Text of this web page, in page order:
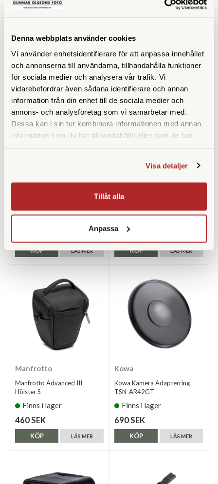
Denna webbplats använder cookies
Vi använder enhetsidentifierare för att anpassa innehållet
och annonserna till användarna, tillhandahålla funktioner
för sociala medier och analysera vår trafik. Vi
vidarebefordrar även sådana identifierare och annan
information från din enhet till de sociala medier och
annons- och analysföretag som vi samarbetar med.
Dessa kan i sin tur kombinera informationen med annan
information som du har tillhandahållit eller som de har
Visa detaljer
Tillåt alla
Anpassa
ANDRA KÖPTE ÄVEN
Manfrotto
LÄS MER
KÖP
Manfrotto
Manfrotto Advanced III
560 SEK
LÄS MER
KÖP
Manfrotto
Manfrotto Advanced III
Hölster S
Finns i lager
460 SEK
LÄS MER
KÖP
Kowa
Kowa Kamera Adapterring
TSN-AR42GT
Finns i lager
690 SEK
LÄS MER
KÖP